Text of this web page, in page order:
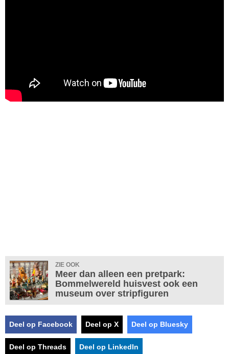
ZIE OOK
Meer dan alleen een pretpark:
Bommelwereld huisvest ook een
museum over stripfiguren
Deel op Facebook Deel op X Deel op Bluesky
Deel op Threads Deel op LinkedIn